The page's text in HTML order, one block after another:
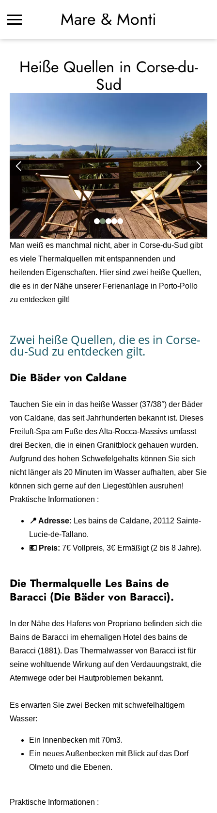
Mare & Monti
Heiße Quellen in Corse-du-
Sud
Man weiß es manchmal nicht, aber in Corse-du-Sud gibt
es viele Thermalquellen mit entspannenden und
heilenden Eigenschaften. Hier sind zwei heiße Quellen,
die es in der Nähe unserer Ferienanlage in Porto-Pollo
zu entdecken gilt!
Zwei heiße Quellen, die es in Corse-
du-Sud zu entdecken gilt.
Die Bäder von Caldane
Tauchen Sie ein in das heiße Wasser (37/38°) der Bäder
von Caldane, das seit Jahrhunderten bekannt ist. Dieses
Freiluft-Spa am Fuße des Alta-Rocca-Massivs umfasst
drei Becken, die in einen Granitblock gehauen wurden.
Aufgrund des hohen Schwefelgehalts können Sie sich
nicht länger als 20 Minuten im Wasser aufhalten, aber Sie
können sich gerne auf den Liegestühlen ausruhen!
Praktische Informationen :
📍 Adresse: Les bains de Caldane, 20112 Sainte-
Lucie-de-Tallano.
💶 Preis: 7€ Vollpreis, 3€ Ermäßigt (2 bis 8 Jahre).
Die Thermalquelle Les Bains de
Baracci (Die Bäder von Baracci).
In der Nähe des Hafens von Propriano befinden sich die
Bains de Baracci im ehemaligen Hotel des bains de
Baracci (1881). Das Thermalwasser von Baracci ist für
seine wohltuende Wirkung auf den Verdauungstrakt, die
Atemwege oder bei Hautproblemen bekannt.
Es erwarten Sie zwei Becken mit schwefelhaltigem
Wasser:
Ein Innenbecken mit 70m3.
Ein neues Außenbecken mit Blick auf das Dorf
Olmeto und die Ebenen.
Praktische Informationen :